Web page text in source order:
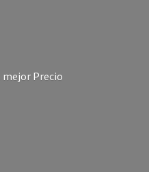
mejor Precio